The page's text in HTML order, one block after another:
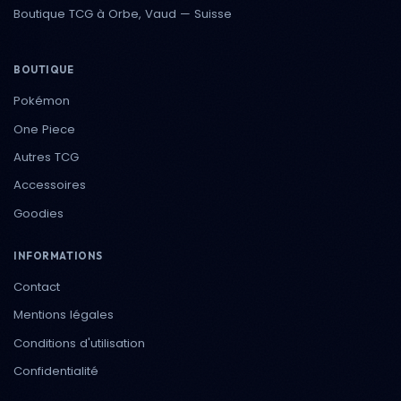
Boutique TCG à Orbe, Vaud — Suisse
BOUTIQUE
Pokémon
One Piece
Autres TCG
Accessoires
Goodies
INFORMATIONS
Contact
Mentions légales
Conditions d'utilisation
Confidentialité